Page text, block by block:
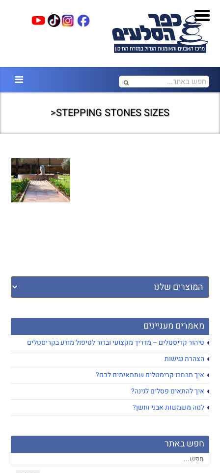
STEPPING STONES SIZES<
מאמרים מעניינים
טיהור קריסטלים – מדריך מקצועי וברור לטיפול מודע בקריסטלים
הצהרת נגישות
איך תבחרו קריסטלים שמתאימים לכם?
איך להתאים פסלים לגינה?
למה משמשות אבני חושן?
חפש באתר